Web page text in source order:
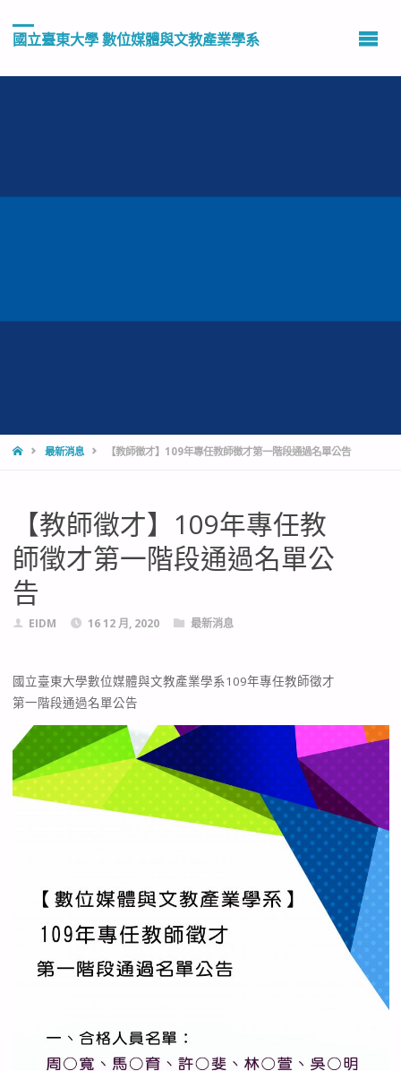
國立臺東大學 數位媒體與文教產業學系
HOME最新消息 【教師徵才】109年專任教師徵才第一階段通過名單公告
【教師徵才】109年專任教
師徵才第一階段通過名單公
告
EIDM 16 12 月, 2020 最新消息
國立臺東大學數位媒體與文教產業學系109年專任教師徵才
第一階段通過名單公告